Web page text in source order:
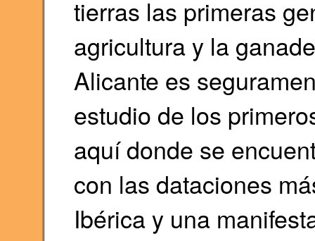
tierras las primeras
agricultura y la
Alicante es
estudio de los
aquí donde se
con las dataciones
Ibérica y una